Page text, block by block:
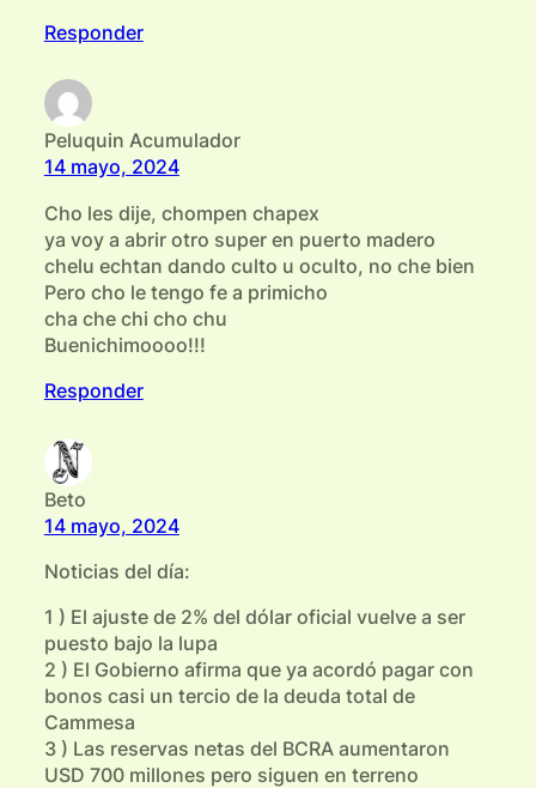
Responder
Peluquin Acumulador
14 mayo, 2024
Cho les dije, chompen chapex
ya voy a abrir otro super en puerto madero
chelu echtan dando culto u oculto, no che bien
Pero cho le tengo fe a primicho
cha che chi cho chu
Buenichimoooo!!!
Responder
Beto
14 mayo, 2024
Noticias del día:
1 ) El ajuste de 2% del dólar oficial vuelve a ser
puesto bajo la lupa
2 ) El Gobierno afirma que ya acordó pagar con
bonos casi un tercio de la deuda total de
Cammesa
3 ) Las reservas netas del BCRA aumentaron
USD 700 millones pero siguen en terreno